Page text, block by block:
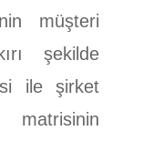
müşteri
şekilde
ile şirket